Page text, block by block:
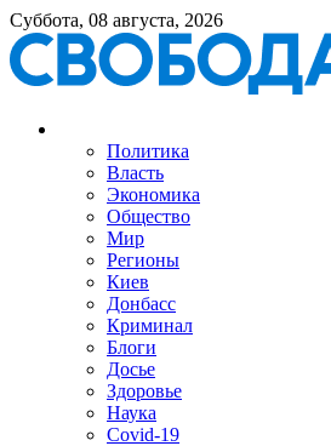
Суббота, 08 августа, 2026
Политика
Власть
Экономика
Общество
Мир
Регионы
Киев
Донбасс
Криминал
Блоги
Досье
Здоровье
Наука
Covid-19